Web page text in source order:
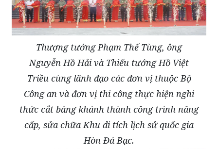
Thượng tướng Phạm Thế Tùng, ông
Nguyễn Hồ Hải và Thiếu tướng Hồ Việt
Triều cùng lãnh đạo các đơn vị thuộc Bộ
Công an và đơn vị thi công thực hiện nghi
thức cắt băng khánh thành công trình nâng
cấp, sửa chữa Khu di tích lịch sử quốc gia
Hòn Đá Bạc.